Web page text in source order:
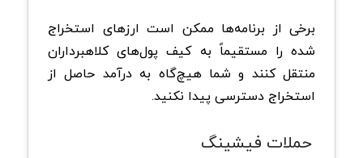
برخی از برنامه‌ها ممکن است ارزهای استخراج
شده را مستقیماً به کیف پول‌های کلاهبرداران
منتقل کنند و شما هیچ‌گاه به درآمد حاصل از
استخراج دسترسی پیدا نکنید.
حملات فیشینگ